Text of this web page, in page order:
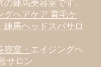
の練馬美容室です。
グヘアケア 育毛ケ
馬ヘッドスパサロ
室・ エイジングヘ
サロン